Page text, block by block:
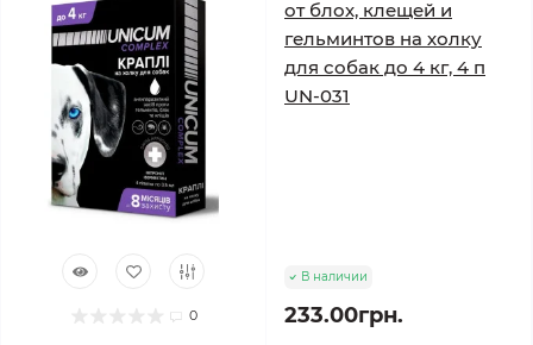
0
от блох, клещей и
гельминтов на холку
для собак до 4 кг, 4 п
UN-031
В наличии
233.00грн.